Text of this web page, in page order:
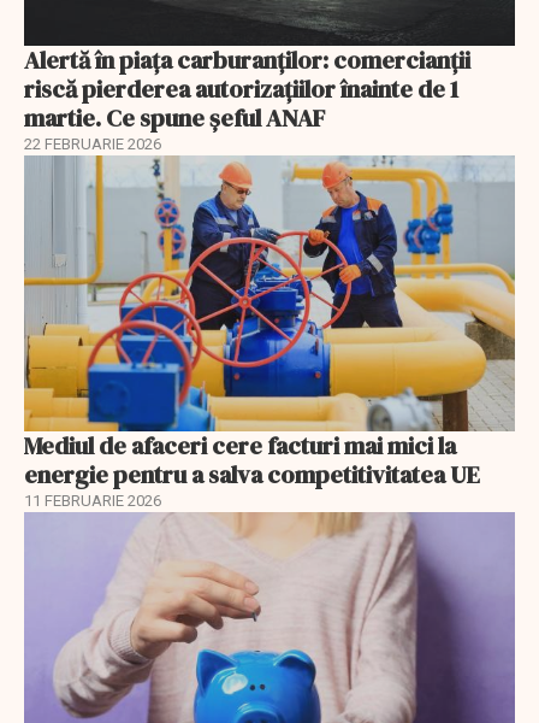
Alertă în piața carburanților: comercianții
riscă pierderea autorizațiilor înainte de 1
martie. Ce spune șeful ANAF
22 FEBRUARIE 2026
Mediul de afaceri cere facturi mai mici la
energie pentru a salva competitivitatea UE
11 FEBRUARIE 2026